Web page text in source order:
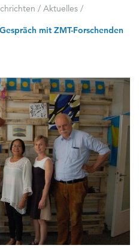
/ Aktuelles /
mit ZMT-Forschenden